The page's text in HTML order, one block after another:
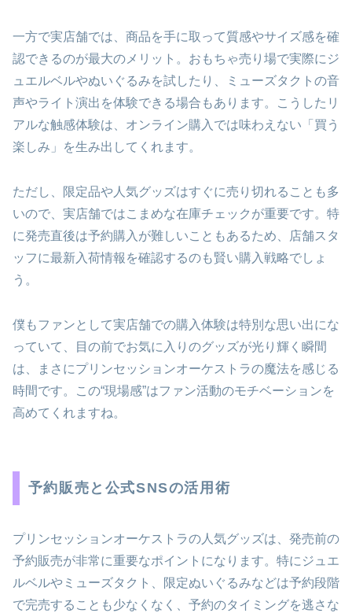
一方で実店舗では、商品を手に取って質感やサイズ感を確
認できるのが最大のメリット。おもちゃ売り場で実際にジ
ュエルベルやぬいぐるみを試したり、ミューズタクトの音
声やライト演出を体験できる場合もあります。こうしたリ
アルな触感体験は、オンライン購入では味わえない「買う
楽しみ」を生み出してくれます。
ただし、限定品や人気グッズはすぐに売り切れることも多
いので、実店舗ではこまめな在庫チェックが重要です。特
に発売直後は予約購入が難しいこともあるため、店舗スタ
ッフに最新入荷情報を確認するのも賢い購入戦略でしょ
う。
僕もファンとして実店舗での購入体験は特別な思い出にな
っていて、目の前でお気に入りのグッズが光り輝く瞬間
は、まさにプリンセッションオーケストラの魔法を感じる
時間です。この“現場感”はファン活動のモチベーションを
高めてくれますね。
予約販売と公式SNSの活用術
プリンセッションオーケストラの人気グッズは、発売前の
予約販売が非常に重要なポイントになります。特にジュエ
ルベルやミューズタクト、限定ぬいぐるみなどは予約段階
で完売することも少なくなく、予約のタイミングを逃さな